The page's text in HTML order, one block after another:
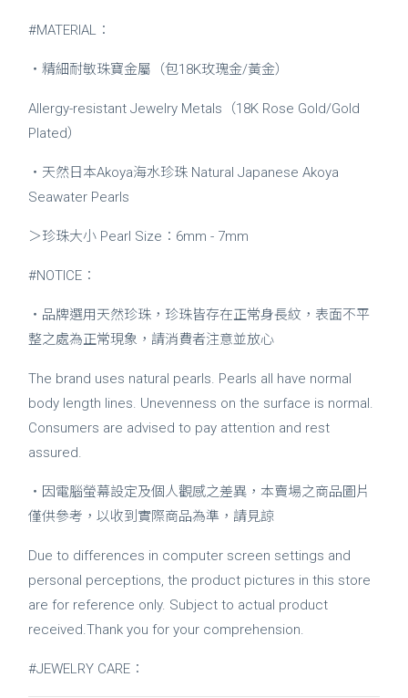
#MATERIAL：
・精細耐敏珠寶金屬（包18K玫瑰金/黃金）
Allergy-resistant Jewelry Metals（18K Rose Gold/Gold
Plated）
・天然日本Akoya海水珍珠 Natural Japanese Akoya
Seawater Pearls​​​​​​
＞珍珠大小 Pearl Size：6mm - 7mm
#NOTICE：
・ 品牌選用天然珍珠，珍珠皆存在正常身長紋，表面不平
整之處為正常現象，請消費者注意並放心
The brand uses natural pearls. Pearls all have normal
body length lines. Unevenness on the surface is normal.
Consumers are advised to pay attention and rest
assured.
・因電腦螢幕設定及個人觀感之差異，本賣場之商品圖片
僅供參考，以收到實際商品為準，請見諒
Due to differences in computer screen settings and
personal perceptions, the product pictures in this store
are for reference only. Subject to actual product
received.Thank you for your comprehension.
#JEWELRY CARE：